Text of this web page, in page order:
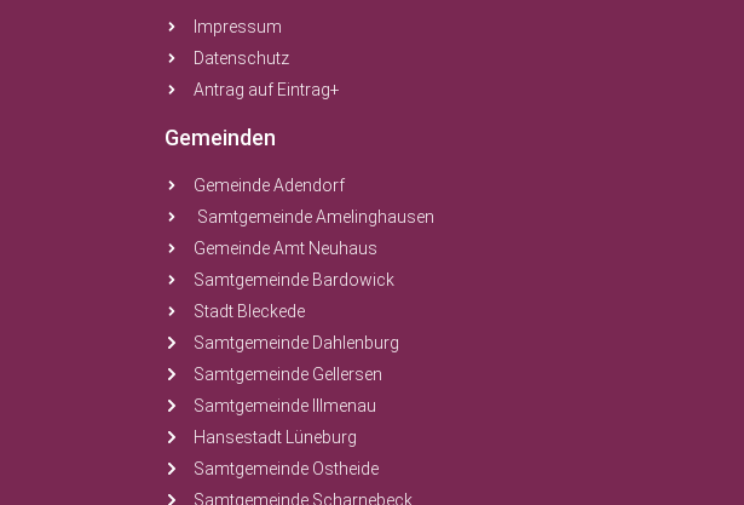
Impressum
Datenschutz
Antrag auf Eintrag+
Gemeinden
Gemeinde Adendorf
Samtgemeinde Amelinghausen
Gemeinde Amt Neuhaus
Samtgemeinde Bardowick
Stadt Bleckede
Samtgemeinde Dahlenburg
Samtgemeinde Gellersen
Samtgemeinde Illmenau
Hansestadt Lüneburg
Samtgemeinde Ostheide
Samtgemeinde Scharnebeck